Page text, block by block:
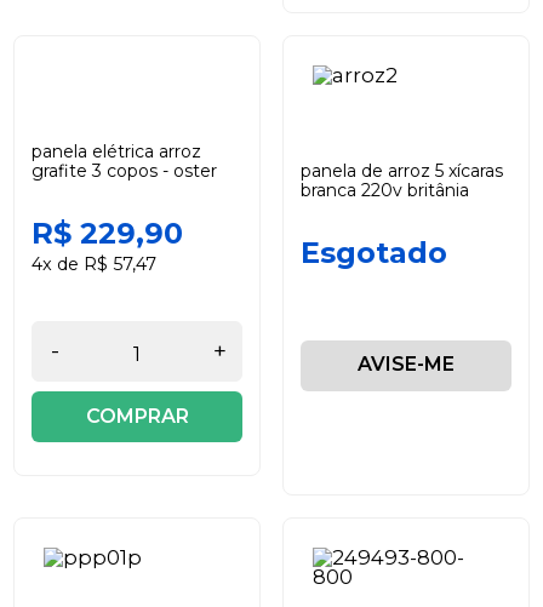
panela elétrica arroz
grafite 3 copos - oster
R$ 229,90
4x de R$ 57,47
- +
COMPRAR
panela de arroz 5 xícaras
branca 220v britânia
Esgotado
AVISE-ME